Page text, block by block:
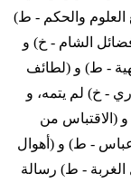
والحكم - ط)
الشام - خ) و
- ط) و (لطائف
- خ) لم يتمه، و
(الاقتباس من
- ط) و (أهوال
- ط) رسالة